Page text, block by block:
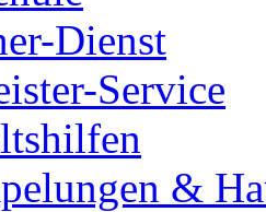
Dienst
Service
&